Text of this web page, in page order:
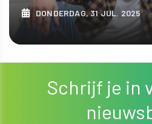
DONDERDAG, 31 JUL. 2025
ONTDEK
Schrijf je in